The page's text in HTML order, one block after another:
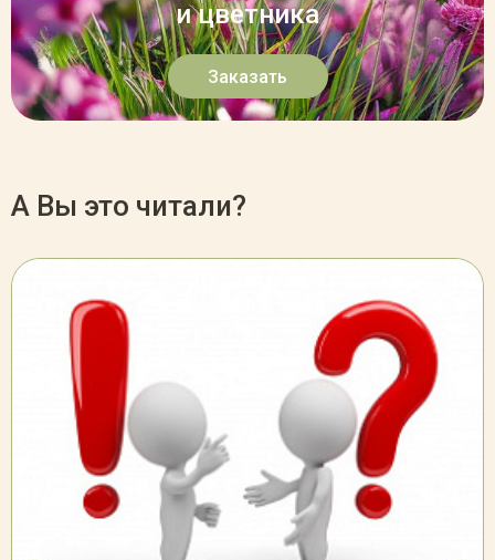
и цветника
Заказать
А Вы это читали?